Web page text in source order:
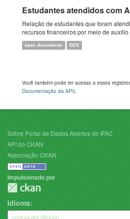
Estudantes atendidos com
Relação de estudantes que foram
recursos financeiros por meio de auxílio
open documento ODS
Você também pode ter acesso a esses
Documentação da API).
Sobre Portal de Dados Abertos do IFAC
API do CKAN
Associação CKAN
Impulsionado por
Idioma